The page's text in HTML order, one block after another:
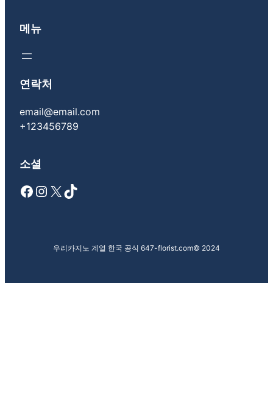
메뉴
연락처
email@email.com
+123456789
소셜
Facebook Instagram X TikTok
우리카지노 계열 한국 공식 647-florist.com© 2024